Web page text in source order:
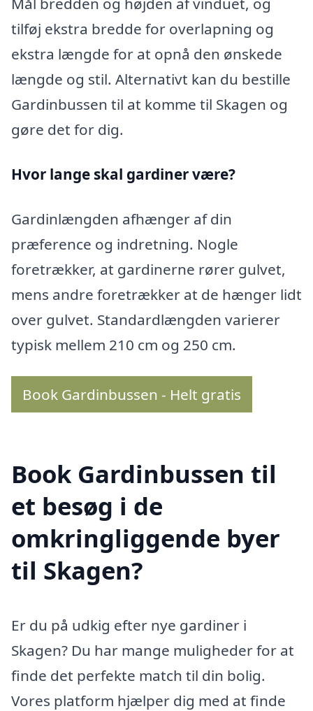
tilføj ekstra bredde for overlapning og
ekstra længde for at opnå den ønskede
længde og stil. Alternativt kan du bestille
Gardinbussen til at komme til Skagen og
gøre det for dig.
Hvor lange skal gardiner være?
Gardinlængden afhænger af din
præference og indretning. Nogle
foretrækker, at gardinerne rører gulvet,
mens andre foretrækker at de hænger lidt
over gulvet. Standardlængden varierer
typisk mellem 210 cm og 250 cm.
Book Gardinbussen - Helt gratis
Book Gardinbussen til
et besøg i de
omkringliggende byer
til Skagen?
Er du på udkig efter nye gardiner i
Skagen? Du har mange muligheder for at
finde det perfekte match til din bolig.
Vores platform hjælper dig med at finde